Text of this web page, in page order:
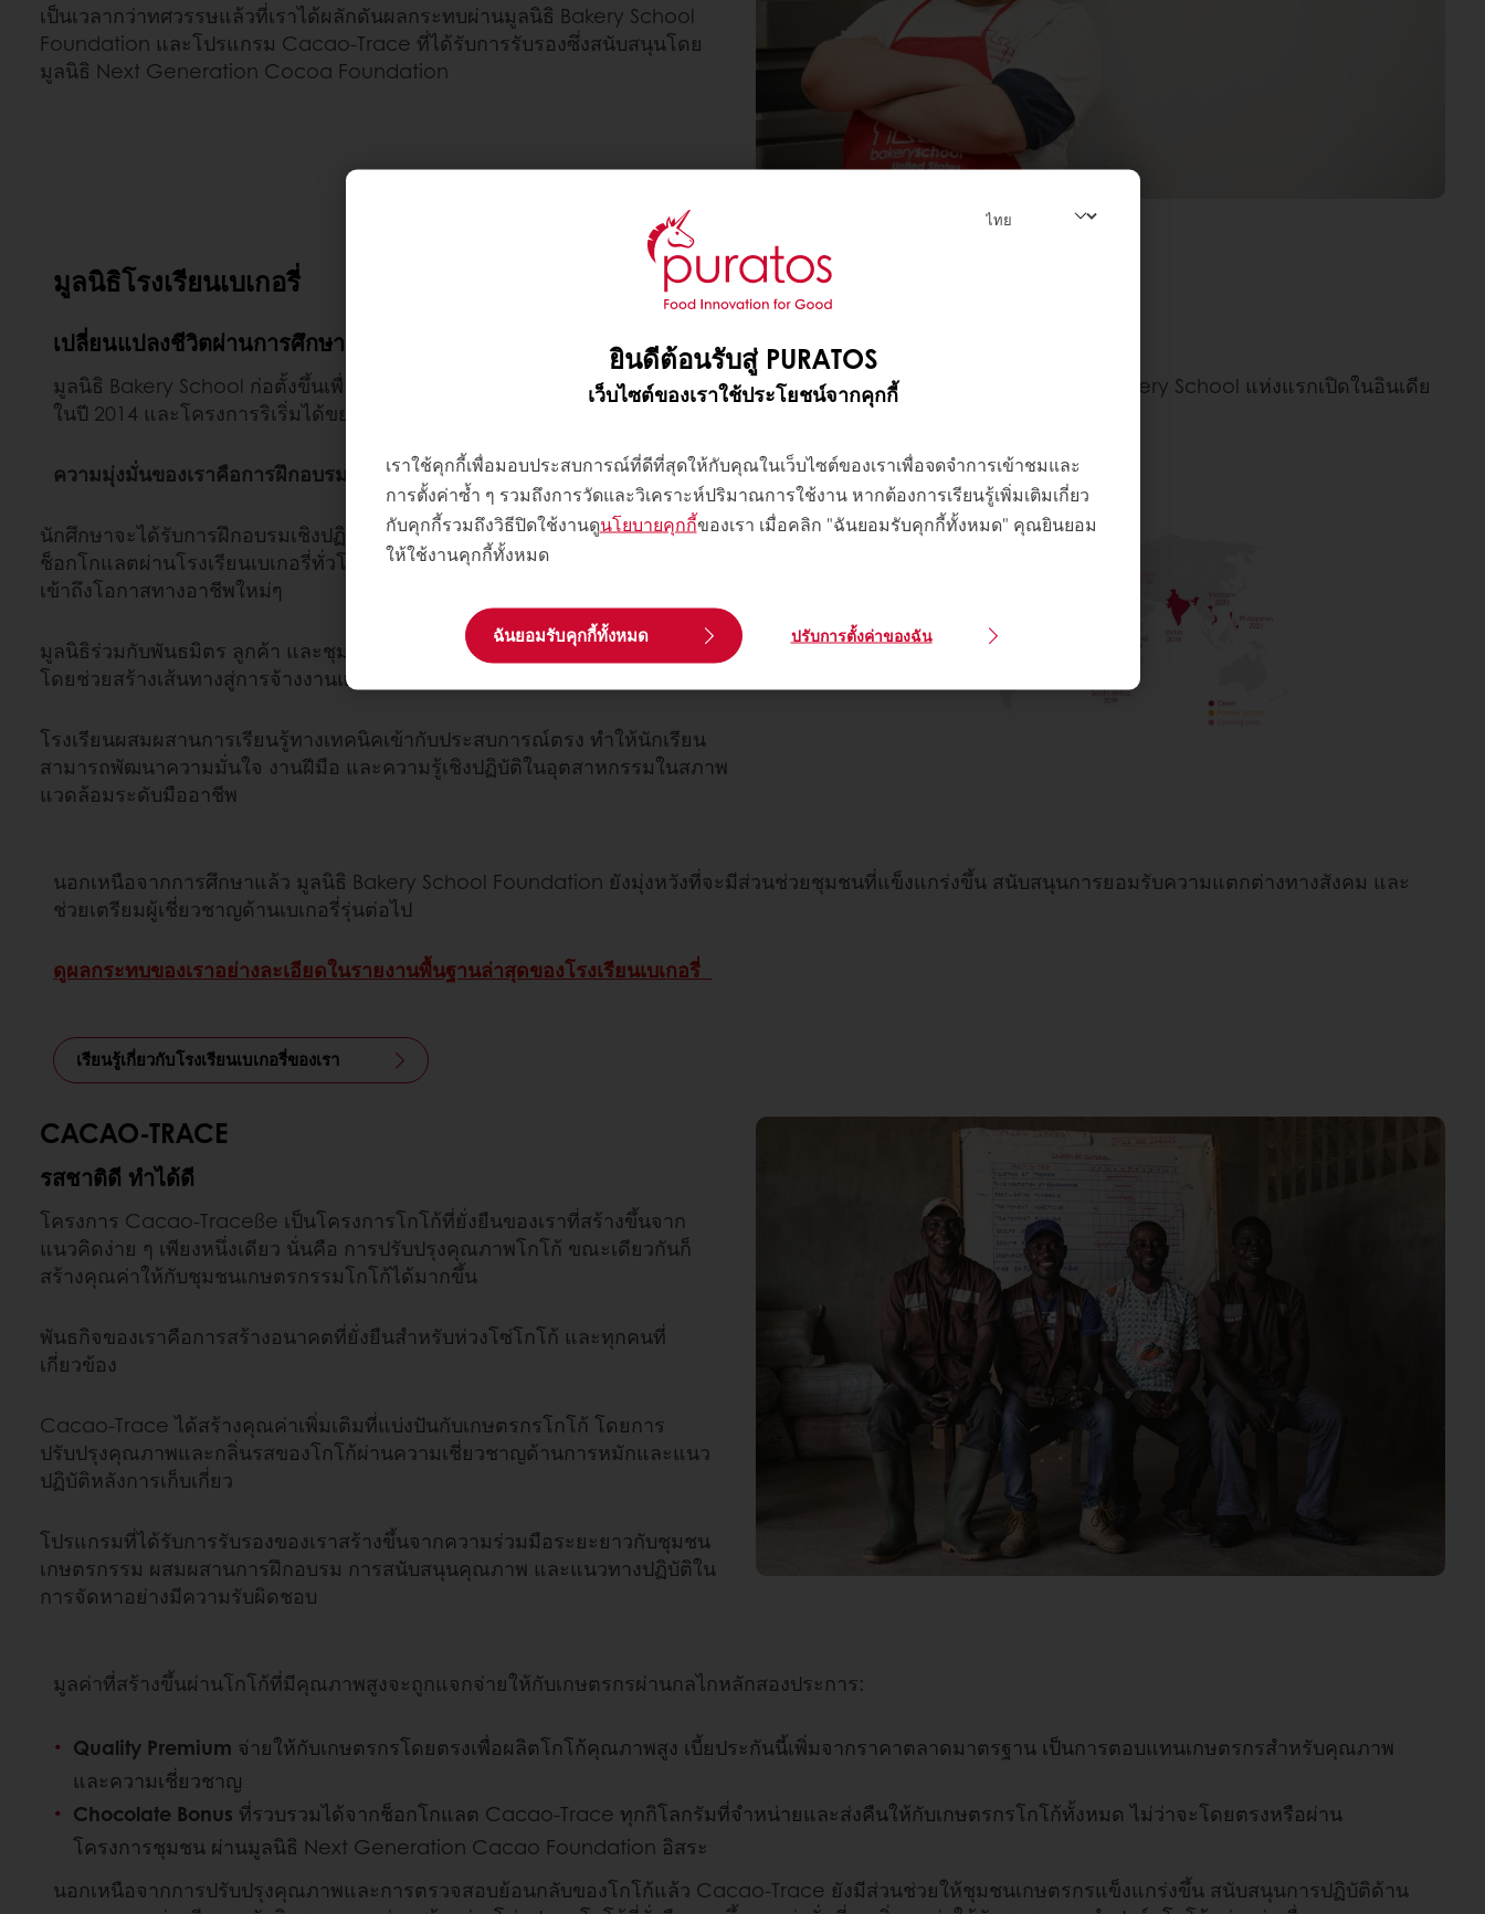
เป็นเวลากว่าทศวรรษแล้วที่เราได้ผลักดันผลกระทบผ่านมูลนิธิ Bakery School
Foundation และโปรแกรม Cacao-Trace ที่ได้รับการรับรองซึ่งสนับสนุนโดย
มูลนิธิ Next Generation Cocoa Foundation
มูลนิธิโรงเรียนเบเกอรี่
เปลี่ยนแปลงชีวิตผ่านการศึกษา
มูลนิธิ Bakery School ก่อตั้งขึ้นเพื่อช่วยให้เยาวชนจากภูมิหลังที่ด้อยโอกาสสร้างอนาคตผ่านการศึกษาเบเกอรี่ระดับมืออาชีพ Bakery School แห่งแรกเปิดในอินเดีย
ในปี 2014 และโครงการริเริ่มได้ขยายไปทั่วโลก
ความมุ่งมั่นของเราคือการฝึกอบรมนักเรียน 1,000 คนต่อปีภายในปี 2030
นักศึกษาจะได้รับการฝึกอบรมเชิงปฏิบัติเกี่ยวกับเบเกอรี่ ขนมหวาน และ
ช็อกโกแลตผ่านโรงเรียนเบเกอรี่ทั่วโลก ช่วยให้พวกเขาพัฒนาทักษะที่มีคุณค่าและ
เข้าถึงโอกาสทางอาชีพใหม่ๆ
มูลนิธิร่วมกับพันธมิตร ลูกค้า และชุมชนในท้องถิ่น สนับสนุนนักเรียนนอกห้องเรียน
โดยช่วยสร้างเส้นทางสู่การจ้างงานและการพัฒนาระยะยาว
โรงเรียนผสมผสานการเรียนรู้ทางเทคนิคเข้ากับประสบการณ์ตรง ทําให้นักเรียน
สามารถพัฒนาความมั่นใจ งานฝีมือ และความรู้เชิงปฏิบัติในอุตสาหกรรมในสภาพ
แวดล้อมระดับมืออาชีพ
นอกเหนือจากการศึกษาแล้ว มูลนิธิ Bakery School Foundation ยังมุ่งหวังที่จะมีส่วนช่วยชุมชนที่แข็งแกร่งขึ้น สนับสนุนการยอมรับความแตกต่างทางสังคม และ
ช่วยเตรียมผู้เชี่ยวชาญด้านเบเกอรี่รุ่นต่อไป
ดูผลกระทบของเราอย่างละเอียดในรายงานพื้นฐานล่าสุดของโรงเรียนเบเกอรี่
เรียนรู้เกี่ยวกับโรงเรียนเบเกอรี่ของเรา
CACAO-TRACE
รสชาติดี ทําได้ดี
โครงการ Cacao-Traceße เป็นโครงการโกโก้ที่ยั่งยืนของเราที่สร้างขึ้นจาก
แนวคิดง่าย ๆ เพียงหนึ่งเดียว นั่นคือ การปรับปรุงคุณภาพโกโก้ ขณะเดียวกันก็
สร้างคุณค่าให้กับชุมชนเกษตรกรรมโกโก้ได้มากขึ้น
พันธกิจของเราคือการสร้างอนาคตที่ยั่งยืนสําหรับห่วงโซ่โกโก้ และทุกคนที่
เกี่ยวข้อง
Cacao-Trace ได้สร้างคุณค่าเพิ่มเติมที่แบ่งปันกับเกษตรกรโกโก้ โดยการ
ปรับปรุงคุณภาพและกลิ่นรสของโกโก้ผ่านความเชี่ยวชาญด้านการหมักและแนว
ปฏิบัติหลังการเก็บเกี่ยว
โปรแกรมที่ได้รับการรับรองของเราสร้างขึ้นจากความร่วมมือระยะยาวกับชุมชน
เกษตรกรรม ผสมผสานการฝึกอบรม การสนับสนุนคุณภาพ และแนวทางปฏิบัติใน
การจัดหาอย่างมีความรับผิดชอบ
มูลค่าที่สร้างขึ้นผ่านโกโก้ที่มีคุณภาพสูงจะถูกแจกจ่ายให้กับเกษตรกรผ่านกลไกหลักสองประการ:
Quality Premium จ่ายให้กับเกษตรกรโดยตรงเพื่อผลิตโกโก้คุณภาพสูง เบี้ยประกันนี้เพิ่มจากราคาตลาดมาตรฐาน เป็นการตอบแทนเกษตรกรสําหรับคุณภาพ
และความเชี่ยวชาญ
Chocolate Bonus ที่รวบรวมได้จากช็อกโกแลต Cacao-Trace ทุกกิโลกรัมที่จําหน่ายและส่งคืนให้กับเกษตรกรโกโก้ทั้งหมด ไม่ว่าจะโดยตรงหรือผ่าน
โครงการชุมชน ผ่านมูลนิธิ Next Generation Cacao Foundation อิสระ
นอกเหนือจากการปรับปรุงคุณภาพและการตรวจสอบย้อนกลับของโกโก้แล้ว Cacao-Trace ยังมีส่วนช่วยให้ชุมชนเกษตรกรแข็งแกร่งขึ้น สนับสนุนการปฏิบัติด้าน
ยินดีต้อนรับสู่ PURATOS
เว็บไซต์ของเราใช้ประโยชน์จากคุกกี้
เราใช้คุกกี้เพื่อมอบประสบการณ์ที่ดีที่สุดให้กับคุณในเว็บไซต์ของเราเพื่อจดจำการเข้าชมและ
การตั้งค่าซ้ำ ๆ รวมถึงการวัดและวิเคราะห์ปริมาณการใช้งาน หากต้องการเรียนรู้เพิ่มเติมเกี่ยว
กับคุกกี้รวมถึงวิธีปิดใช้งานดูนโยบายคุกกี้ของเรา เมื่อคลิก "ฉันยอมรับคุกกี้ทั้งหมด" คุณยินยอม
ให้ใช้งานคุกกี้ทั้งหมด
ฉันยอมรับคุกกี้ทั้งหมด ปรับการตั้งค่าของฉัน